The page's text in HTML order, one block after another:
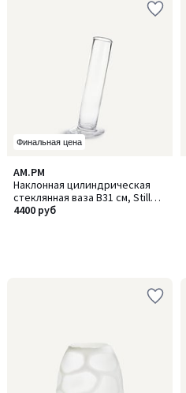
Финальная цена
AM.PM
Наклонная цилиндрическая
стеклянная ваза В31 см, Stille /
Стилл
4400 руб